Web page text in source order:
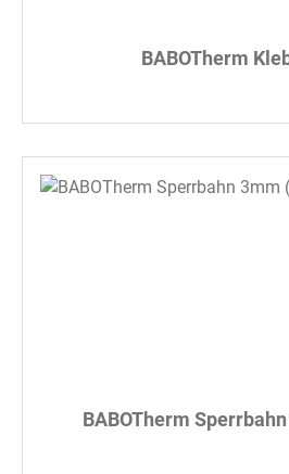
BABOTherm